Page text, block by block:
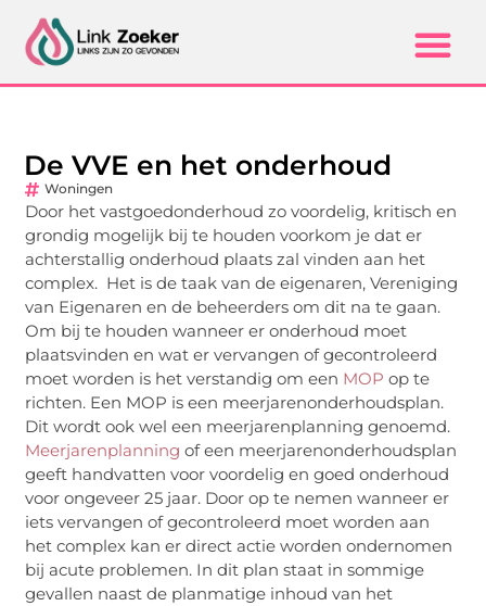
De VVE en het onderhoud
Woningen
Door het vastgoedonderhoud zo voordelig, kritisch en
grondig mogelijk bij te houden voorkom je dat er
achterstallig onderhoud plaats zal vinden aan het
complex. Het is de taak van de eigenaren, Vereniging
van Eigenaren en de beheerders om dit na te gaan.
Om bij te houden wanneer er onderhoud moet
plaatsvinden en wat er vervangen of gecontroleerd
moet worden is het verstandig om een MOP op te
richten. Een MOP is een meerjarenonderhoudsplan.
Dit wordt ook wel een meerjarenplanning genoemd.
Meerjarenplanning of een meerjarenonderhoudsplan
geeft handvatten voor voordelig en goed onderhoud
voor ongeveer 25 jaar. Door op te nemen wanneer er
iets vervangen of gecontroleerd moet worden aan
het complex kan er direct actie worden ondernomen
bij acute problemen. In dit plan staat in sommige
gevallen naast de planmatige inhoud van het